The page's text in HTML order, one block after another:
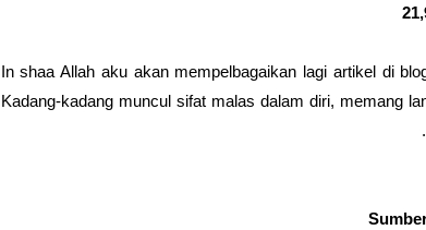
In shaa Allah aku akan mempelbagaikan lagi artikel di
Kadang-kadang muncul sifat malas dalam diri, memang